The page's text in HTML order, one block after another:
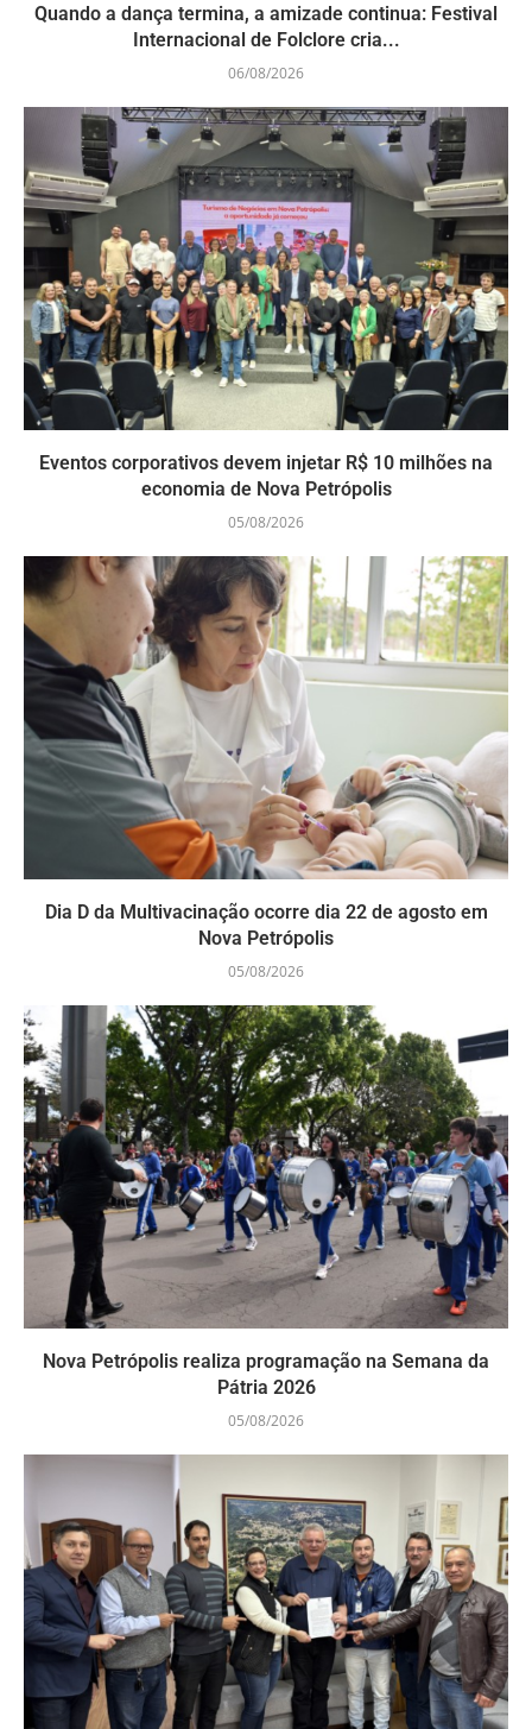
Quando a dança termina, a amizade continua: Festival
Internacional de Folclore cria...
06/08/2026
Eventos corporativos devem injetar R$ 10 milhões na
economia de Nova Petrópolis
05/08/2026
Dia D da Multivacinação ocorre dia 22 de agosto em
Nova Petrópolis
05/08/2026
Nova Petrópolis realiza programação na Semana da
Pátria 2026
05/08/2026